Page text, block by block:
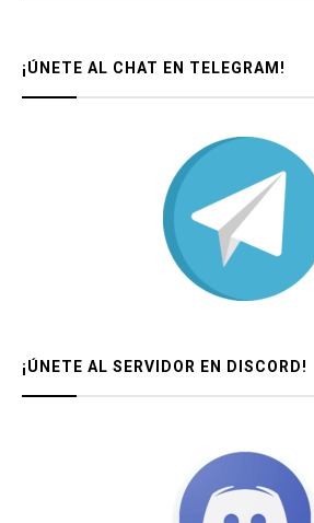
¡ÚNETE AL CHAT EN TELEGRAM!
¡ÚNETE AL SERVIDOR EN DISCORD!